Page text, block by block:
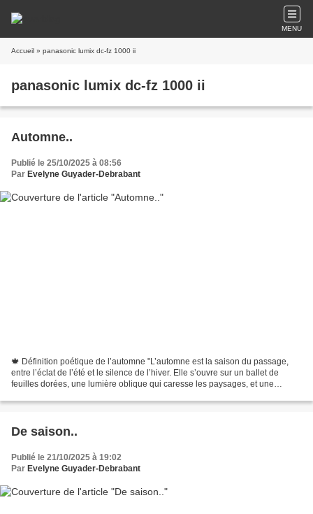
MENU
Accueil » panasonic lumix dc-fz 1000 ii
panasonic lumix dc-fz 1000 ii
Automne..
Publié le 25/10/2025 à 08:56
Par Evelyne Guyader-Debrabant
🍁 Définition poétique de l’automne "L’automne est la saison du passage,
entre l’éclat de l’été et le silence de l’hiver. Elle s’ouvre sur un ballet de
feuilles dorées, une lumière oblique qui caresse les paysages, et une
De saison..
Publié le 21/10/2025 à 19:02
Par Evelyne Guyader-Debrabant